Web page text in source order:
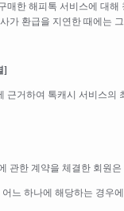
한 해피톡 서비스에 대해
가 환급을 지연한 때에는
]
근거하여 톡캐시 서비스의
관한 계약을 체결한 회원
느 하나에 해당하는 경우